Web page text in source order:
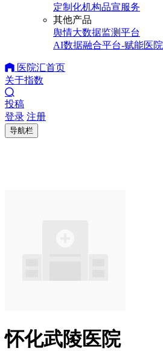
定制化机构品宣服务
其他产品
舆情大数据监测平台
AI数据融合平台-赋能医
医院汇首页
关于指数
投稿
登录 注册
导航栏
怀化武陵医院